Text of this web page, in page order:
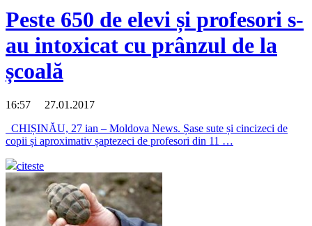
Peste 650 de elevi și profesori s-
au intoxicat cu prânzul de la
școală
16:57 27.01.2017
CHIȘINĂU, 27 ian – Moldova News. Șase sute și cincizeci de
copii și aproximativ șaptezeci de profesori din 11 …
citeste